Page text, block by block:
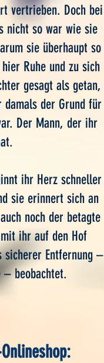
vertrieben. Doch bei
nicht so war wie sie
sie überhaupt so
Ruhe und zu sich
gesagt als getan,
der Grund für
Der Mann, der ihr
ihr Herz schneller
sie erinnert sich an
noch der betagte
ihr auf den Hof
sicherer Entfernung –
– beobachtet.